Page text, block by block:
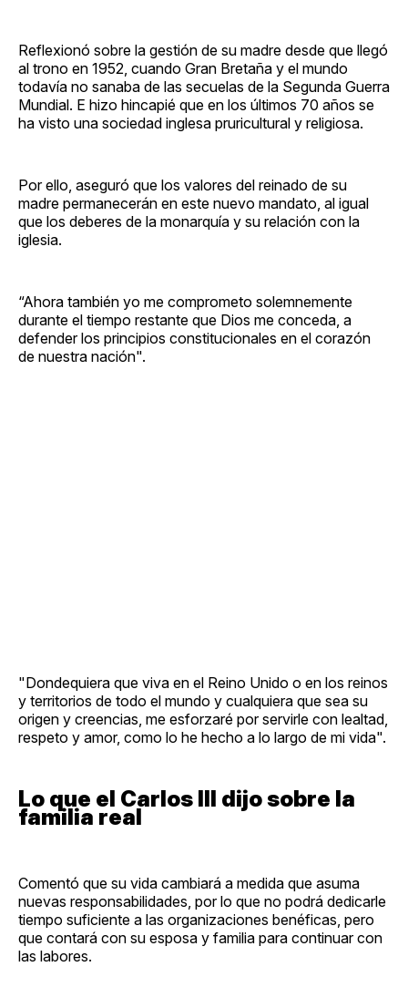
Reflexionó sobre la gestión de su madre desde que llegó
al trono en 1952, cuando Gran Bretaña y el mundo
todavía no sanaba de las secuelas de la Segunda Guerra
Mundial. E hizo hincapié que en los últimos 70 años se
ha visto una sociedad inglesa pruricultural y religiosa.
Por ello, aseguró que los valores del reinado de su
madre permanecerán en este nuevo mandato, al igual
que los deberes de la monarquía y su relación con la
iglesia.
“Ahora también yo me comprometo solemnemente
durante el tiempo restante que Dios me conceda, a
defender los principios constitucionales en el corazón
de nuestra nación".
"Dondequiera que viva en el Reino Unido o en los reinos
y territorios de todo el mundo y cualquiera que sea su
origen y creencias, me esforzaré por servirle con lealtad,
respeto y amor, como lo he hecho a lo largo de mi vida".
Lo que el Carlos III dijo sobre la
familia real
Comentó que su vida cambiará a medida que asuma
nuevas responsabilidades, por lo que no podrá dedicarle
tiempo suficiente a las organizaciones benéficas, pero
que contará con su esposa y familia para continuar con
las labores.